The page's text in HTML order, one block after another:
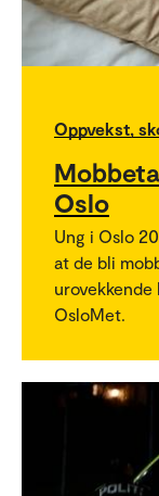
Oppvekst,
Oslo
Ung i Oslo
at de bli
urovekkende
OsloMet.